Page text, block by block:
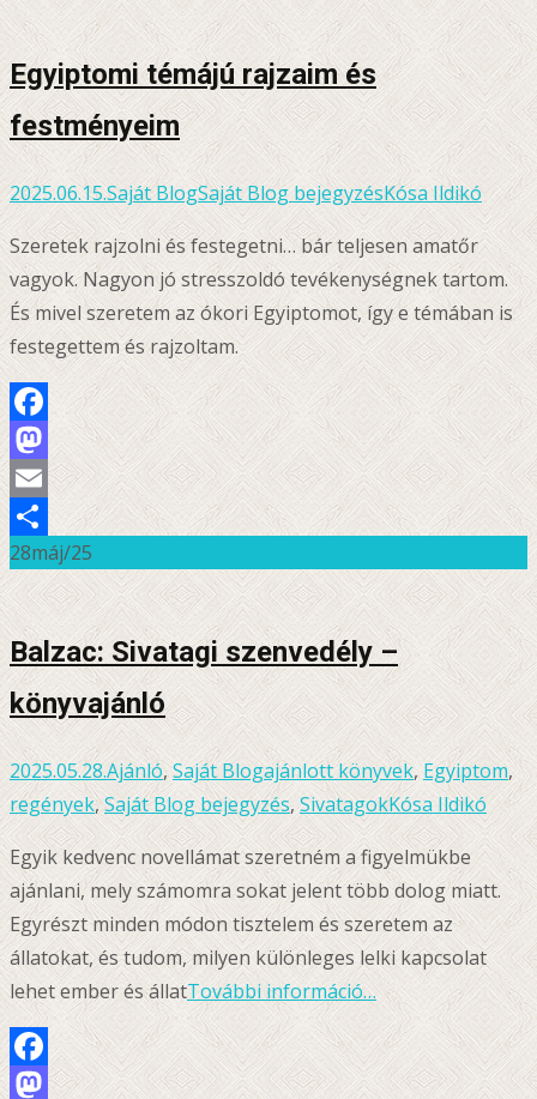
meg
Egyiptomi témájú rajzaim és
festményeim
2025.06.15.Saját BlogSaját Blog bejegyzésKósa Ildikó
Szeretek rajzolni és festegetni… bár teljesen amatőr
vagyok. Nagyon jó stresszoldó tevékenységnek tartom.
És mivel szeretem az ókori Egyiptomot, így e témában is
festegettem és rajzoltam.
Facebook
Mastodon
Email
Ossza
meg
28máj/25
Balzac: Sivatagi szenvedély –
könyvajánló
2025.05.28.Ajánló,Saját Blogajánlott könyvek,Egyiptom,
regények,Saját Blog bejegyzés,SivatagokKósa Ildikó
Egyik kedvenc novellámat szeretném a figyelmükbe
ajánlani, mely számomra sokat jelent több dolog miatt.
Egyrészt minden módon tisztelem és szeretem az
állatokat, és tudom, milyen különleges lelki kapcsolat
lehet ember és állatTovábbi információ…
Facebook